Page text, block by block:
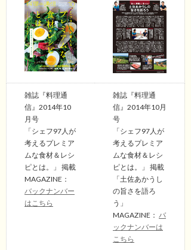
雑誌『料理通
信』2014年10
月号
「シェフ97人が
考えるプレミア
ムな食材＆レシ
ピとは。」 掲載
MAGAZINE：
バックナンバー
はこちら
雑誌『料理通
信』2014年10月
号
「シェフ97人が
考えるプレミア
ムな食材＆レシ
ピとは。」 掲載
「土佐あかうし
の旨さを語ろ
う」
MAGAZINE： バ
ックナンバーは
こちら